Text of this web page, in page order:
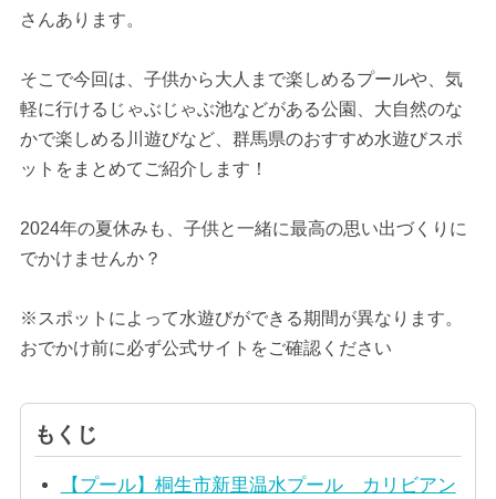
さんあります。
そこで今回は、子供から大人まで楽しめるプールや、気
軽に行けるじゃぶじゃぶ池などがある公園、大自然のな
かで楽しめる川遊びなど、群馬県のおすすめ水遊びスポ
ットをまとめてご紹介します！
2024年の夏休みも、子供と一緒に最高の思い出づくりに
でかけませんか？
※スポットによって水遊びができる期間が異なります。
おでかけ前に必ず公式サイトをご確認ください
もくじ
【プール】桐生市新里温水プール カリビアン